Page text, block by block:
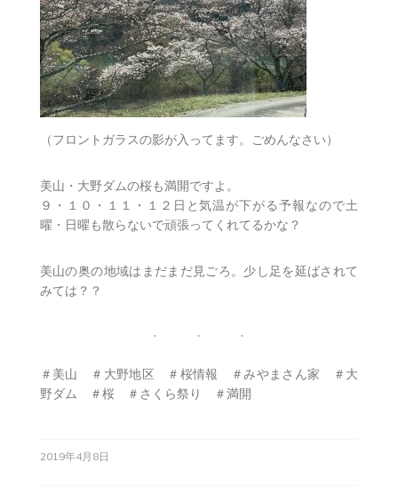
（フロントガラスの影が入ってます。ごめんなさい）
美山・大野ダムの桜も満開ですよ。
９・１０・１１・１２日と気温が下がる予報なので土
曜・日曜も散らないで頑張ってくれてるかな？
美山の奥の地域はまだまだ見ごろ。少し足を延ばされて
みては？？
＃美山 ＃大野地区 ＃桜情報 ＃みやまさん家 ＃大
野ダム ＃桜 ＃さくら祭り ＃満開
2019年4月8日